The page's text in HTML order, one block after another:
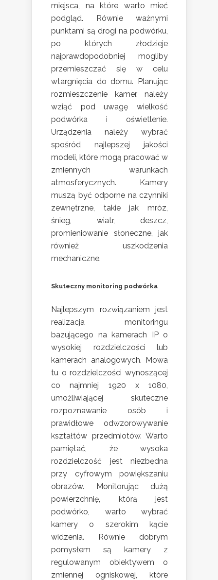
miejsca, na które warto mieć
podgląd. Równie ważnymi
punktami są drogi na podwórku,
po których złodzieje
najprawdopodobniej mogliby
przemieszczać się w celu
wtargnięcia do domu. Planując
rozmieszczenie kamer, należy
wziąć pod uwagę wielkość
podwórka i oświetlenie.
Urządzenia należy wybrać
spośród najlepszej jakości
modeli, które mogą pracować w
zmiennych warunkach
atmosferycznych. Kamery
muszą być odporne na czynniki
zewnętrzne, takie jak mróz,
śnieg, wiatr, deszcz,
promieniowanie słoneczne, jak
również uszkodzenia
mechaniczne.
Skuteczny monitoring podwórka
Najlepszym rozwiązaniem jest
realizacja monitoringu
bazującego na kamerach IP o
wysokiej rozdzielczości lub
kamerach analogowych. Mowa
tu o rozdzielczości wynoszącej
co najmniej 1920 x 1080,
umożliwiającej skuteczne
rozpoznawanie osób i
prawidłowe odwzorowywanie
kształtów przedmiotów. Warto
pamiętać, że wysoka
rozdzielczość jest niezbędna
przy cyfrowym powiększaniu
obrazów. Monitorując dużą
powierzchnię, którą jest
podwórko, warto wybrać
kamery o szerokim kącie
widzenia. Równie dobrym
pomysłem są kamery z
regulowanym obiektywem o
zmiennej ogniskowej, które